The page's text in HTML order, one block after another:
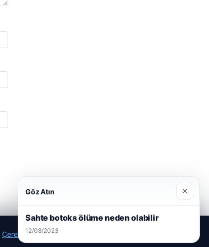
Çerez Politikamız
Göz Atın ×
Sahte botoks ölüme neden olabilir
12/08/2023